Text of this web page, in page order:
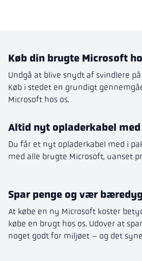
Køb din brugte Microsoft
Undgå at blive snydt af svindlere
Køb i stedet en grundigt
Microsoft hos os.
Altid nyt opladerkabel
Du får et nyt opladerkabel med i
med alle brugte Microsoft, uanset
Spar penge og vær
At købe en ny Microsoft koster
købe en brugt hos os. Udover at
noget godt for miljøet – og det